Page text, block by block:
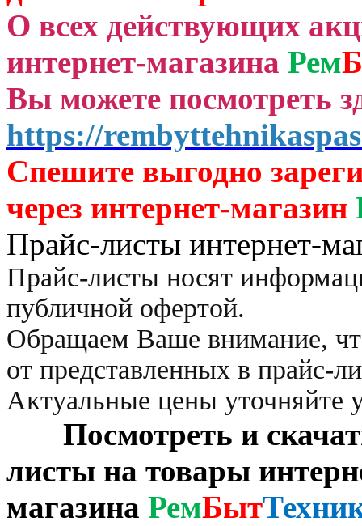
О всех действующих
интернет-магазина Рем
Вы можете посмотреть
https://
Спешите выгодно зар
через интернет-магазин
Прайс-листы интернет-
Прайс-листы носят
публичной офертой.
Обращаем Ваше внимание,
от представленных в прайс-
Актуальные цены уточняйте
Посмотреть и
листы на товары
магазина РемБыт